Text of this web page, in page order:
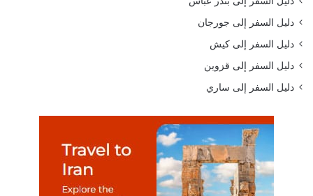
دليل السفر إلى جورجان
دليل السفر إلى كيش
دليل السفر إلى قزوين
دليل السفر إلى ساري